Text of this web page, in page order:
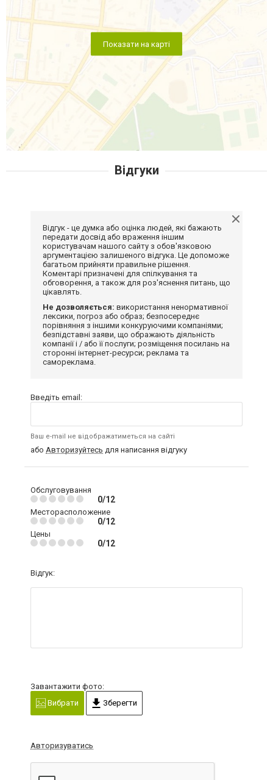
Показати на карті
Відгуки
Відгук - це думка або оцінка людей, які бажають
передати досвід або враження іншим
користувачам нашого сайту з обов'язковою
аргументацією залишеного відгука. Це допоможе
багатьом прийняти правильне рішення.
Коментарі призначені для спілкування та
обговорення, а також для роз'яснення питань, що
цікавлять.
Не дозволяється: використання ненормативної
лексики, погроз або образ; безпосереднє
порівняння з іншими конкуруючими компаніями;
безпідставні заяви, що ображають діяльність
компанії і / або її послуги; розміщення посилань на
сторонні інтернет-ресурси; реклама та
самореклама.
Введіть email:
Ваш e-mail не відображатиметься на сайті
або Авторизуйтесь для написання відгуку
Обслуговування
0/12
Месторасположение
0/12
Цены
0/12
Відгук:
Завантажити фото:
Вибрати
Зберегти
Авторизуватись